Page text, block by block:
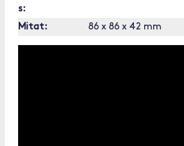
s:
Mitat: 86 x 86 x 42 mm